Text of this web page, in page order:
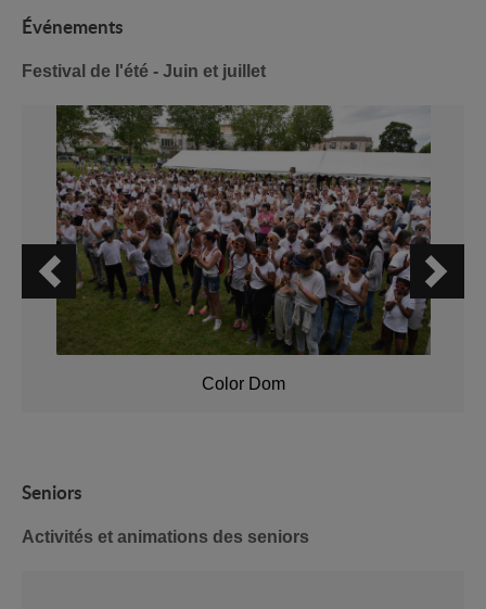
Événements
Festival de l'été - Juin et juillet
Color Dom
Seniors
Activités et animations des seniors